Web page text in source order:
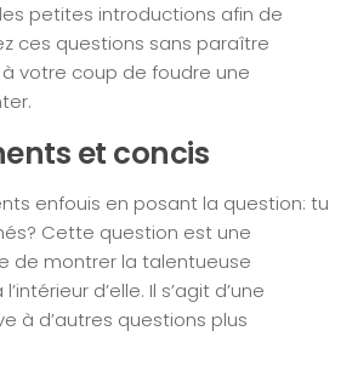
petites introductions afin de
ces questions sans paraître
votre coup de foudre une
et concis
enfouis en posant la question: tu
Cette question est une
de montrer la talentueuse
d’elle. Il s’agit d’une
à d’autres questions plus